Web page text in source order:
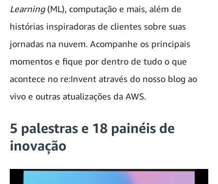
Learning(ML), computação e mais, além de
histórias inspiradoras de clientes sobre suas
jornadas na nuvem. Acompanhe os principais
momentos e fique por dentro de tudo o que
acontece no re:Invent através do nosso blog ao
vivo e outras atualizações da AWS.
5 palestras e 18 painéis de
inovação